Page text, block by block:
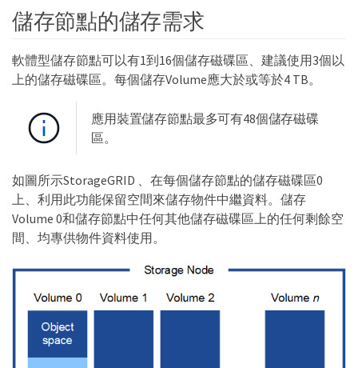
儲存節點的儲存需求
軟體型儲存節點可以有1到16個儲存磁碟區、建議使用3個以
上的儲存磁碟區。每個儲存Volume應大於或等於4 TB。
應用裝置儲存節點最多可有48個儲存磁碟
區。
如圖所示StorageGRID 、在每個儲存節點的儲存磁碟區0
上、利用此功能保留空間來儲存物件中繼資料。儲存
Volume 0和儲存節點中任何其他儲存磁碟區上的任何剩餘空
間、均專供物件資料使用。